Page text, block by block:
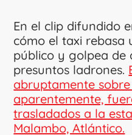
En el clip difundido
cómo el taxi rebasa
público y golpea de
presuntos ladrones.
abruptamente
aparentemente,
trasladados a la
Malambo, Atlántico.